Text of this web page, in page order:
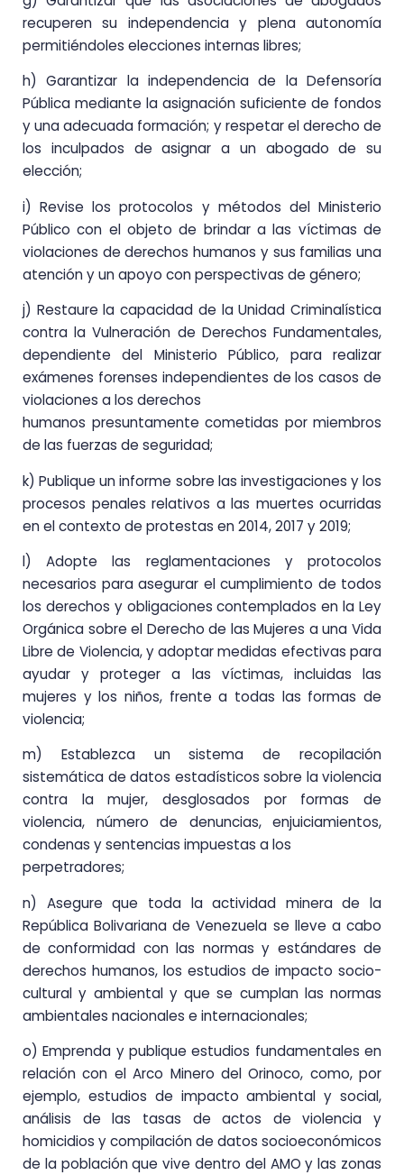
recuperen su independencia y plena autonomía
permitiéndoles elecciones internas libres;
h) Garantizar la independencia de la Defensoría
Pública mediante la asignación suficiente de fondos
y una adecuada formación; y respetar el derecho de
los inculpados de asignar a un abogado de su
elección;
i) Revise los protocolos y métodos del Ministerio
Público con el objeto de brindar a las víctimas de
violaciones de derechos humanos y sus familias una
atención y un apoyo con perspectivas de género;
j) Restaure la capacidad de la Unidad Criminalística
contra la Vulneración de Derechos Fundamentales,
dependiente del Ministerio Público, para realizar
exámenes forenses independientes de los casos de
violaciones a los derechos
humanos presuntamente cometidas por miembros
de las fuerzas de seguridad;
k) Publique un informe sobre las investigaciones y los
procesos penales relativos a las muertes ocurridas
en el contexto de protestas en 2014, 2017 y 2019;
l) Adopte las reglamentaciones y protocolos
necesarios para asegurar el cumplimiento de todos
los derechos y obligaciones contemplados en la Ley
Orgánica sobre el Derecho de las Mujeres a una Vida
Libre de Violencia, y adoptar medidas efectivas para
ayudar y proteger a las víctimas, incluidas las
mujeres y los niños, frente a todas las formas de
violencia;
m) Establezca un sistema de recopilación
sistemática de datos estadísticos sobre la violencia
contra la mujer, desglosados por formas de
violencia, número de denuncias, enjuiciamientos,
condenas y sentencias impuestas a los
perpetradores;
n) Asegure que toda la actividad minera de la
República Bolivariana de Venezuela se lleve a cabo
de conformidad con las normas y estándares de
derechos humanos, los estudios de impacto socio-
cultural y ambiental y que se cumplan las normas
ambientales nacionales e internacionales;
o) Emprenda y publique estudios fundamentales en
relación con el Arco Minero del Orinoco, como, por
ejemplo, estudios de impacto ambiental y social,
análisis de las tasas de actos de violencia y
homicidios y compilación de datos socioeconómicos
de la población que vive dentro del AMO y las zonas